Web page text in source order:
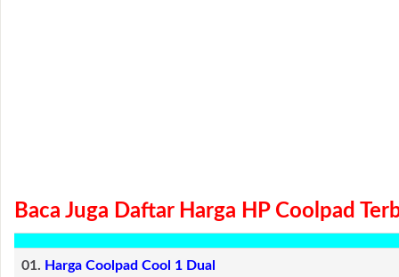
Baca Juga Daftar Harga HP Coolpad
01. Harga Coolpad Cool 1 Dual